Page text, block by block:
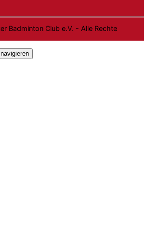
Badminton Club e.V. - Alle Rechte